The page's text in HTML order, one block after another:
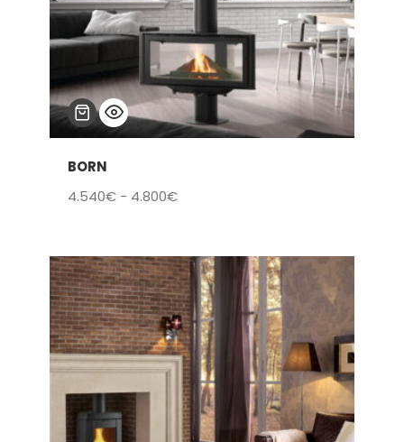
BORN
4.540€ - 4.800€Rango
desde
4.540€
hasta
4.800€